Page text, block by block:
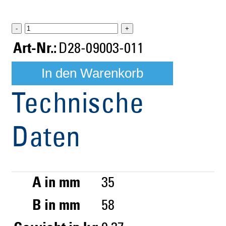
- +
Art-Nr.: D28-09003-011
Technische
Daten
A in mm
35
B in mm
58